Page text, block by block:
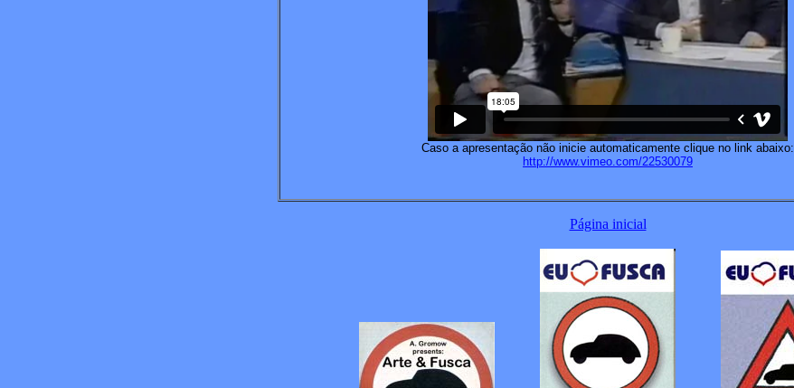
Caso a apresentação não inicie automaticamente clique no link abaixo:
http://www.vimeo.com/22530079
Página inicial